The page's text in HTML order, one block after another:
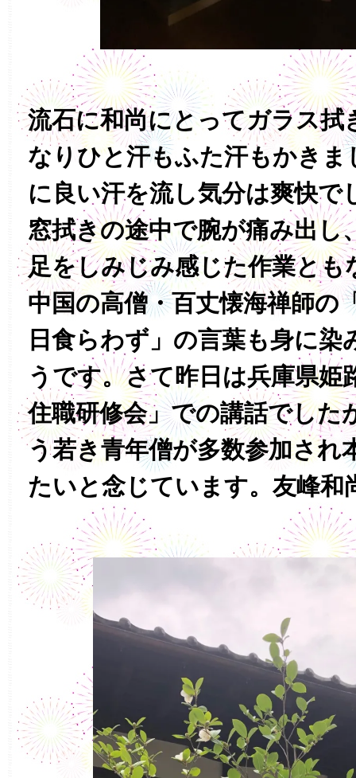
流石に和尚にとってガラス拭
なりひと汗もふた汗もかきま
に良い汗を流し気分は爽快で
窓拭きの途中で腕が痛み出し
足をしみじみ感じた作業とも
中国の高僧・百丈懐海禅師の
日食らわず」の言葉も身に
うです。さて昨日は兵庫県姫
住職研修会」での講話でした
う若き青年僧が多数参加され
たいと念じています。友峰和